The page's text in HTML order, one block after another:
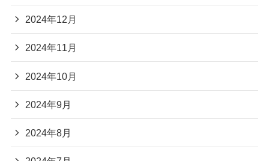
2024年12月
2024年11月
2024年10月
2024年9月
2024年8月